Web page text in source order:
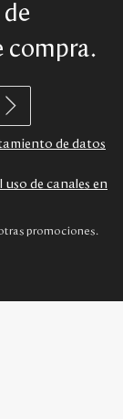
de
compra.
de datos
de canales en
promociones.